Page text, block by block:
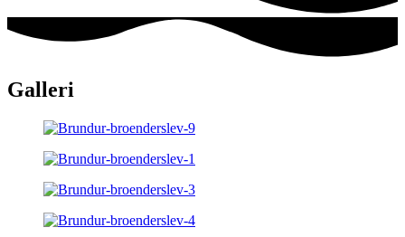
Galleri